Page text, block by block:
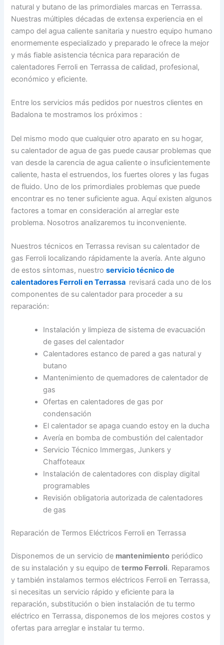
natural y butano de las primordiales marcas en Terrassa.
Nuestras múltiples décadas de extensa experiencia en el
campo del agua caliente sanitaria y nuestro equipo humano
enormemente especializado y preparado le ofrece la mejor
y más fiable asistencia técnica para reparación de
calentadores Ferroli en Terrassa de calidad, profesional,
económico y eficiente.
Entre los servicios más pedidos por nuestros clientes en
Badalona te mostramos los próximos :
Del mismo modo que cualquier otro aparato en su hogar,
su calentador de agua de gas puede causar problemas que
van desde la carencia de agua caliente o insuficientemente
caliente, hasta el estruendos, los fuertes olores y las fugas
de fluido. Uno de los primordiales problemas que puede
encontrar es no tener suficiente agua. Aquí existen algunos
factores a tomar en consideración al arreglar este
problema. Nosotros analizaremos tu inconveniente.
Nuestros técnicos en Terrassa revisan su calentador de
gas Ferroli localizando rápidamente la avería. Ante alguno
de estos síntomas, nuestroservicio técnico de
calentadores Ferroli en Terrassa revisará cada uno de los
componentes de su calentador para proceder a su
reparación:
Instalación y limpieza de sistema de evacuación
de gases del calentador
Calentadores estanco de pared a gas natural y
butano
Mantenimiento de quemadores de calentador de
gas
Ofertas en calentadores de gas por
condensación
El calentador se apaga cuando estoy en la ducha
Avería en bomba de combustión del calentador
Servicio Técnico Immergas, Junkers y
Chaffoteaux
Instalación de calentadores con display digital
programables
Revisión obligatoria autorizada de calentadores
de gas
Reparación de Termos Eléctricos Ferroli en Terrassa
Disponemos de un servicio de mantenimiento periódico
de su instalación y su equipo determo Ferroli. Reparamos
y también instalamos termos eléctricos Ferroli en Terrassa,
si necesitas un servicio rápido y eficiente para la
reparación, substitución o bien instalación de tu termo
eléctrico en Terrassa, disponemos de los mejores costos y
ofertas para arreglar e instalar tu termo.